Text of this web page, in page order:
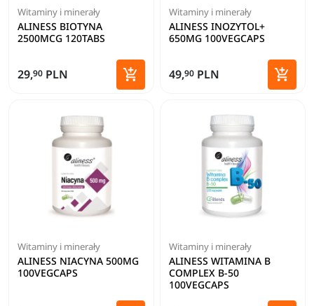
Witaminy i minerały
ALINESS BIOTYNA
2500MCG 120TABS
29,90 PLN 
Dodaj do koszyka
Witaminy i minerały
ALINESS INOZYTOL+
650MG 100VEGCAPS
49,90 PLN 
Dodaj
Witaminy i minerały
ALINESS NIACYNA 500MG
100VEGCAPS
Witaminy i minerały
ALINESS WITAMINA B
COMPLEX B-50
100VEGCAPS